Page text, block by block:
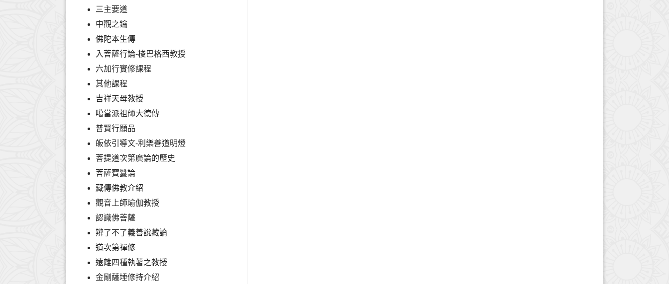
三主要道
中觀之鑰
佛陀本生傳
入菩薩行論-梭巴格西教授
六加行實修課程
其他課程
吉祥天母教授
噶當派祖師大德傳
普賢行願品
皈依引導文-利樂善道明燈
菩提道次第廣論的歷史
菩薩寶鬘論
藏傳佛教介紹
觀音上師瑜伽教授
認識佛菩薩
辨了不了義善說藏論
道次第禪修
遠離四種執著之教授
金剛薩埵修持介紹